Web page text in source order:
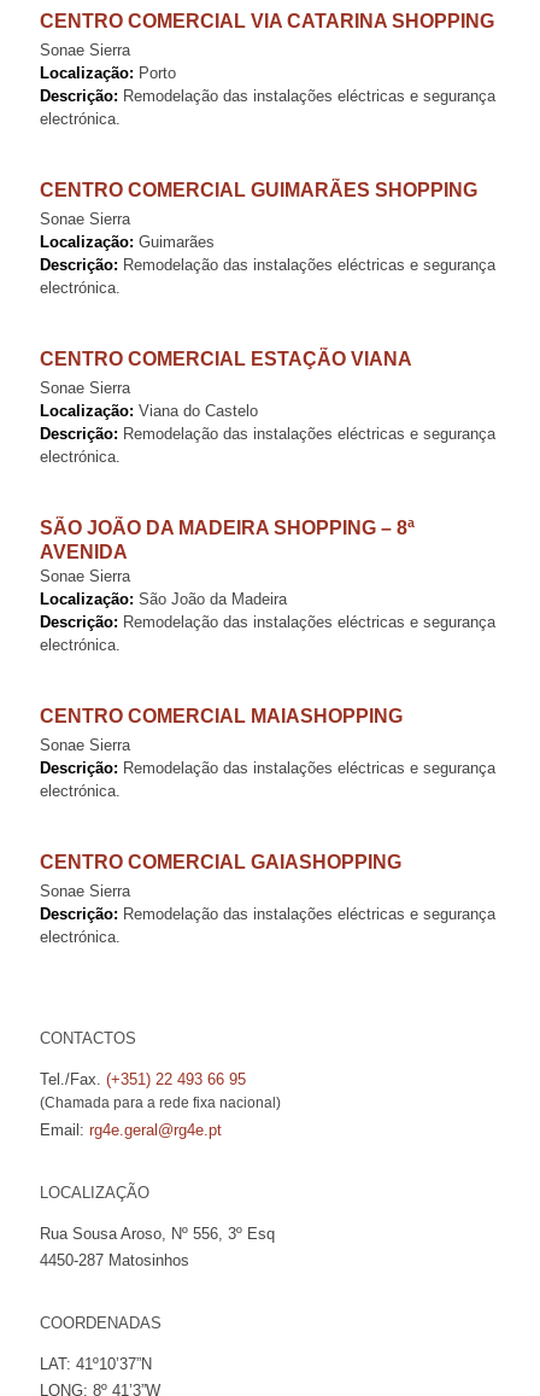
CENTRO COMERCIAL VIA CATARINA SHOPPING
Sonae Sierra
Localização: Porto
Descrição: Remodelação das instalações eléctricas e segurança
electrónica.
CENTRO COMERCIAL GUIMARÃES SHOPPING
Sonae Sierra
Localização: Guimarães
Descrição: Remodelação das instalações eléctricas e segurança
electrónica.
CENTRO COMERCIAL ESTAÇÃO VIANA
Sonae Sierra
Localização: Viana do Castelo
Descrição: Remodelação das instalações eléctricas e segurança
electrónica.
SÃO JOÃO DA MADEIRA SHOPPING – 8ª
AVENIDA
Sonae Sierra
Localização: São João da Madeira
Descrição: Remodelação das instalações eléctricas e segurança
electrónica.
CENTRO COMERCIAL MAIASHOPPING
Sonae Sierra
Descrição: Remodelação das instalações eléctricas e segurança
electrónica.
CENTRO COMERCIAL GAIASHOPPING
Sonae Sierra
Descrição: Remodelação das instalações eléctricas e segurança
electrónica.
CONTACTOS
Tel./Fax. (+351) 22 493 66 95
(Chamada para a rede fixa nacional)
Email: rg4e.geral@rg4e.pt
LOCALIZAÇÃO
Rua Sousa Aroso, Nº 556, 3º Esq
4450-287 Matosinhos
COORDENADAS
LAT: 41º10’37”N
LONG: 8º 41’3”W